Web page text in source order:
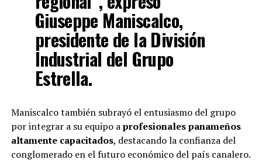
Giuseppe Maniscalco,
presidente de la División
Industrial del Grupo
Estrella.
Maniscalco también subrayó el entusiasmo del grupo
por integrar a su equipo aprofesionales panameños
altamente capacitados, destacando la confianza del
conglomerado en el futuro económico del país canalero.